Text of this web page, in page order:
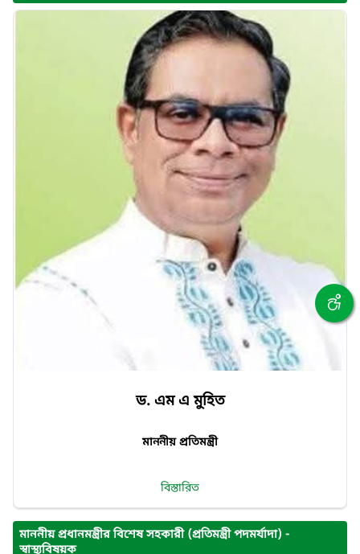
ড. এম এ মুহিত
মাননীয় প্রতিমন্ত্রী
বিস্তারিত
মাননীয় প্রধানমন্ত্রীর বিশেষ সহকারী (প্রতিমন্ত্রী পদমর্যাদা) -
স্বাস্থ্যবিষয়ক